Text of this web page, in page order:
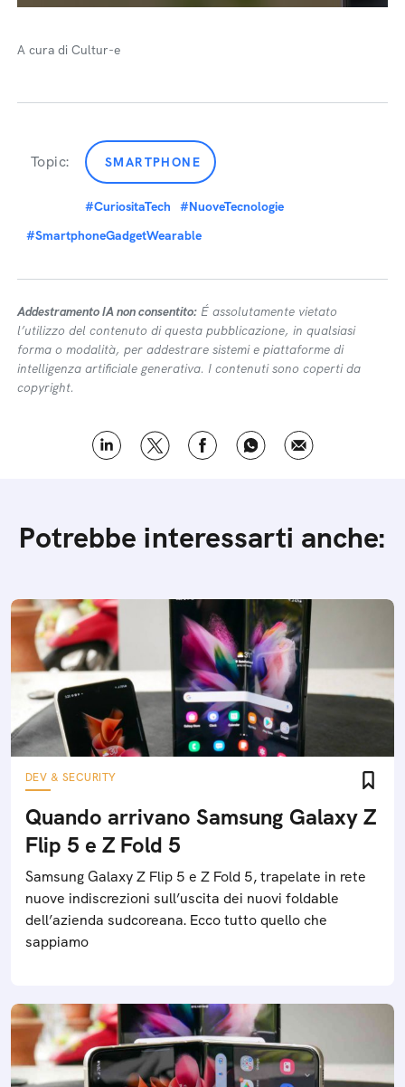
A cura di Cultur-e
Topic: SMARTPHONE
#CuriositaTech
#NuoveTecnologie
#SmartphoneGadgetWearable
Addestramento IA non consentito: É assolutamente vietato
l’utilizzo del contenuto di questa pubblicazione, in qualsiasi
forma o modalità, per addestrare sistemi e piattaforme di
intelligenza artificiale generativa. I contenuti sono coperti da
copyright.
Potrebbe interessarti anche:
DEV & SECURITY
Quando arrivano Samsung Galaxy Z
Flip 5 e Z Fold 5
Samsung Galaxy Z Flip 5 e Z Fold 5, trapelate in rete
nuove indiscrezioni sull’uscita dei nuovi foldable
dell’azienda sudcoreana. Ecco tutto quello che
sappiamo